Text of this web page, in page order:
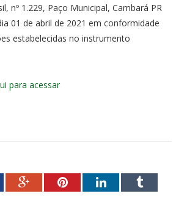
nº 1.229, Paço Municipal, Cambará PR
01 de abril de 2021 em conformidade
estabelecidas no instrumento
para acessar
Google+PinterestLinkedInTumblr